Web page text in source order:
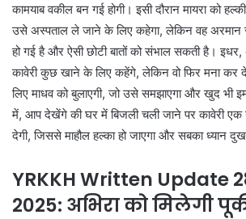
कामयाब वकील बन गई होगी। इसी दौरान मायरा को
उसे अस्पताल ले जाने के लिए कहेगा, लेकिन वह अरमान
हो गई है और ऐसी छोटी बातों को संभाल सकती है। इधर,
कावेरी कुछ खाने के लिए कहेंगे, लेकिन वो फिर मना कर
लिए माधव को बुलाएगी, जो उसे समझाएगा और खुद भी
में, आप देखेंगे की घर में बिजली चली जाने पर कावेरी
देगी, जिससे माहौल हल्का हो जाएगा और सबका ध्यान
YRKKH Written Update
2025: अभिरा को मिलेगी